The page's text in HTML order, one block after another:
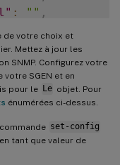
: "" ,
de votre choix et
Mettez à jour les
SNMP. Configurez votre
votre SGEN et en
pour le Le objet. Pour
énumérées ci-dessus.
set-config
en tant que valeur de